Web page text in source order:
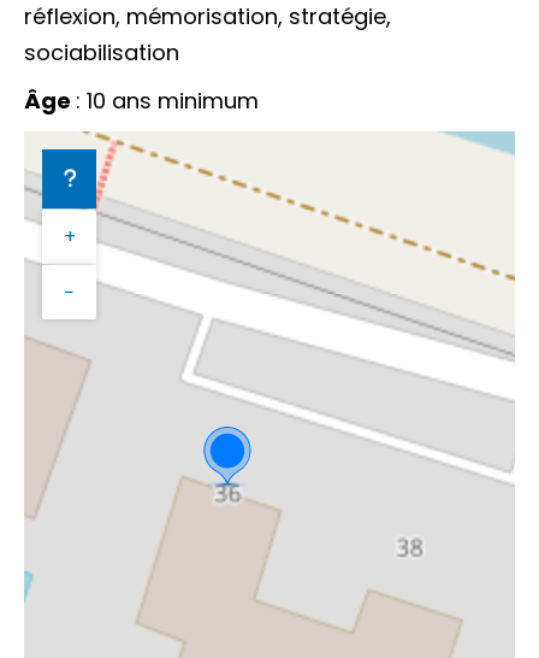
réflexion, mémorisation, stratégie,
sociabilisation
Âge : 10 ans minimum
+
−